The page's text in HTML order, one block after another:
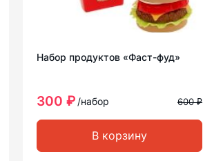
Набор продуктов «Фаст-фуд»
300 ₽ /набор 600 ₽
В корзину